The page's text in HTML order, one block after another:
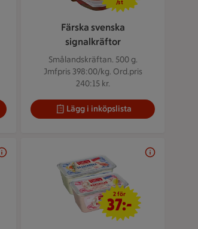
Färska svenska
signalkräftor
Smålandskräftan. 500 g.
Jmfpris 398:00/kg. Ord.pris
240:15 kr.
/st
Lägg i inköpslista
2 för 37 kr
2 för
37:-